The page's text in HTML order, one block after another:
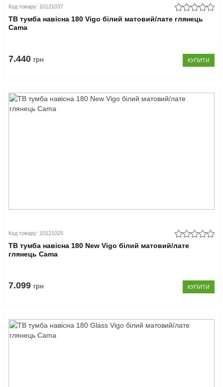
Код товару: 10121037
ТВ тумба навісна 180 Vigo білий матовий/лате глянець
Cama
7.440 грн КУПИТИ
Код товару: 10121025
ТВ тумба навісна 180 New Vigo білий матовий/лате
глянець Cama
7.099 грн КУПИТИ